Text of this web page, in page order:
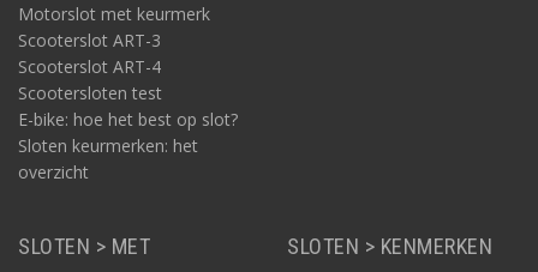
Motorslot met keurmerk
Scooterslot ART-3
Scooterslot ART-4
Scootersloten test
E-bike: hoe het best op slot?
Sloten keurmerken: het
overzicht
SLOTEN > MET SLOTEN > KENMERKEN